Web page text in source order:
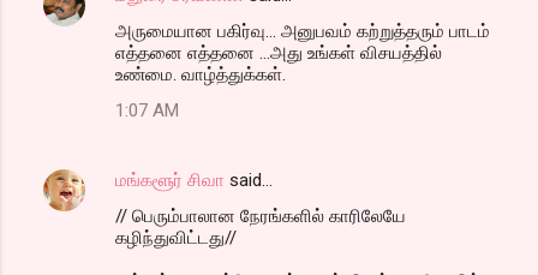
அருமையான பகிர்வு... அனுபவம் கற்றுத்தரும் பாடம்
எத்தனை எத்தனை ...அது உங்கள் விசயத்தில்
உண்மை. வாழ்த்துக்கள்.
1:07 AM
மங்களூர் சிவா said…
// பெரும்பாலான நேரங்களில் காரிலேயே
கழிந்துவிட்டது//